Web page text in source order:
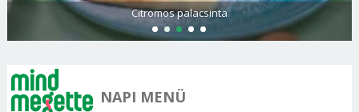
Citromos palacsinta
NAPI MENÜ